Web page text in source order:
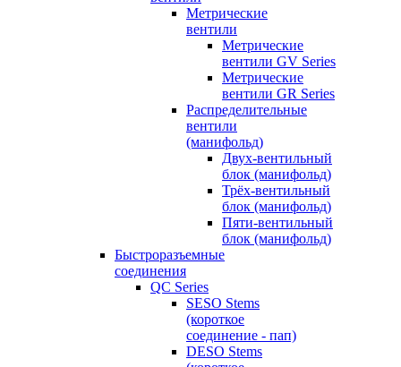
Метрические
вентили
Метрические
вентили GV Series
Метрические
вентили GR Series
Распределительные
вентили
(манифольд)
Двух-вентильный
блок (манифольд)
Трёх-вентильный
блок (манифольд)
Пяти-вентильный
блок (манифольд)
Быстроразъемные
соединения
QC Series
SESO Stems
(короткое
соединение - пап)
DESO Stems